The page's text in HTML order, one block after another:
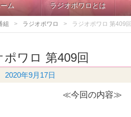
ム ラジオポワロとは
組 ラジオポワロ ラジオポワロ 第409
ポワロ 第409回
2020年9月17日
≪今回の内容≫